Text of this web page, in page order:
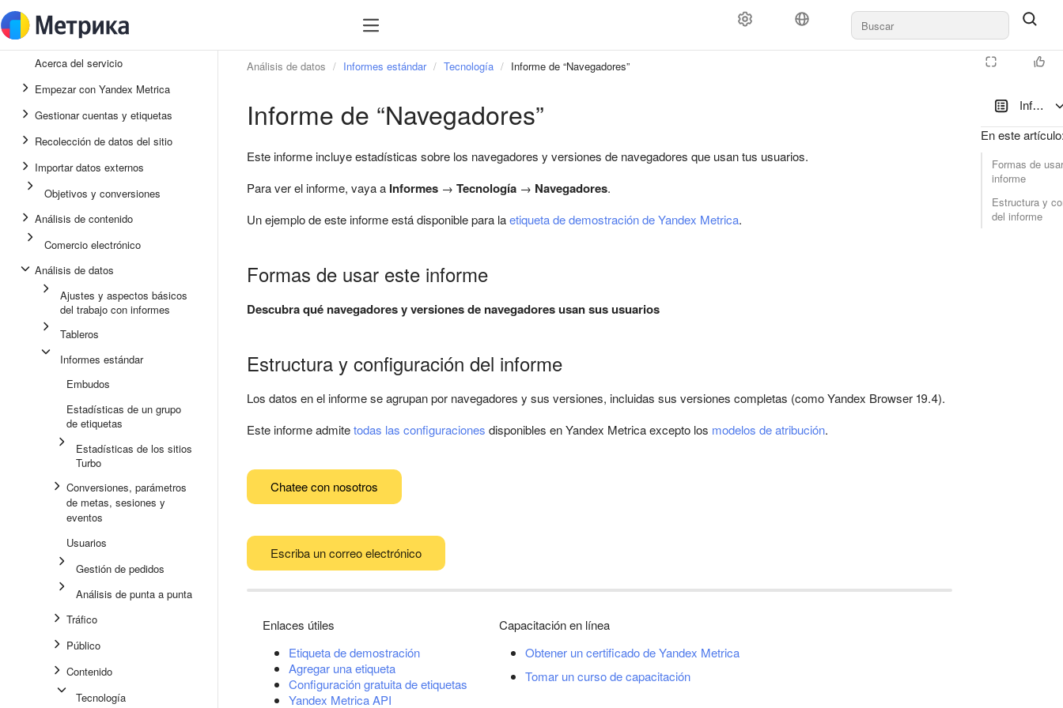
Acerca del servicio
Empezar con Yandex Metrica
Gestionar cuentas y etiquetas
Recolección de datos del sitio
Importar datos externos
Objetivos y conversiones
Análisis de contenido
Comercio electrónico
Análisis de datos
Ajustes y aspectos básicos
del trabajo con informes
Tableros
Informes estándar
Embudos
Estadísticas de un grupo
de etiquetas
Estadísticas de los sitios
Turbo
Conversiones, parámetros
de metas, sesiones y
eventos
Usuarios
Gestión de pedidos
Análisis de punta a punta
Tráfico
Público
Contenido
Tecnología
Informe
En este artículo
Formas de
informe
Estructura y
del informe
Análisis de datos Informes estándar Tecnología Informe de “Navegadores”
Informe de “Navegadores”
Este informe incluye estadísticas sobre los navegadores y versiones de navegadores que usan tus usuarios.
Para ver el informe, vaya a Informes → Tecnología → Navegadores.
Un ejemplo de este informe está disponible para laetiqueta de demostración de Yandex Metrica.
Formas de usar este informe
Descubra qué navegadores y versiones de navegadores usan sus usuarios
Estructura y configuración del informe
Los datos en el informe se agrupan por navegadores y sus versiones, incluidas sus versiones completas (como Yandex Browser 19.4).
Este informe admitetodas las configuraciones disponibles en Yandex Metrica excepto los modelos de atribución.
Chatee con nosotros
Escriba un correo electrónico
Enlaces útiles
Etiqueta de demostración
Agregar una etiqueta
Configuración gratuita de etiquetas
Yandex Metrica API
Capacitación en línea
Obtener un certificado de Yandex Metrica
Tomar un curso de capacitación